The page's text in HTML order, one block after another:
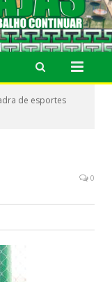
de esportes
0